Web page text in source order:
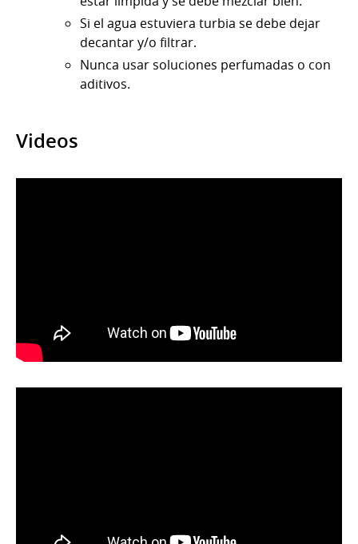
Si el agua estuviera turbia se debe dejar
decantar y/o filtrar.
Nunca usar soluciones perfumadas o con
aditivos.
Videos